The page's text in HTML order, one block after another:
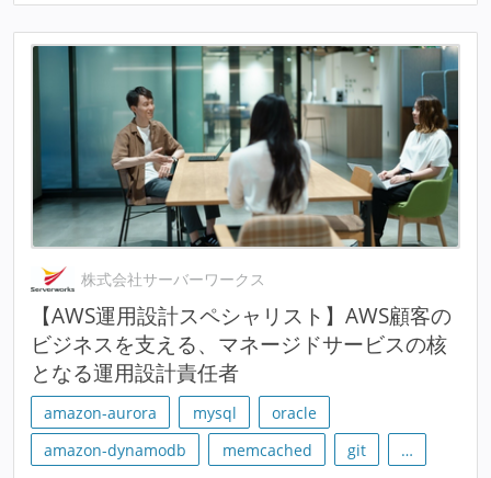
株式会社サーバーワークス
【AWS運用設計スペシャリスト】AWS顧客の
ビジネスを支える、マネージドサービスの核
となる運用設計責任者
amazon-aurora mysql
oracle
amazon-dynamodb
memcached git …